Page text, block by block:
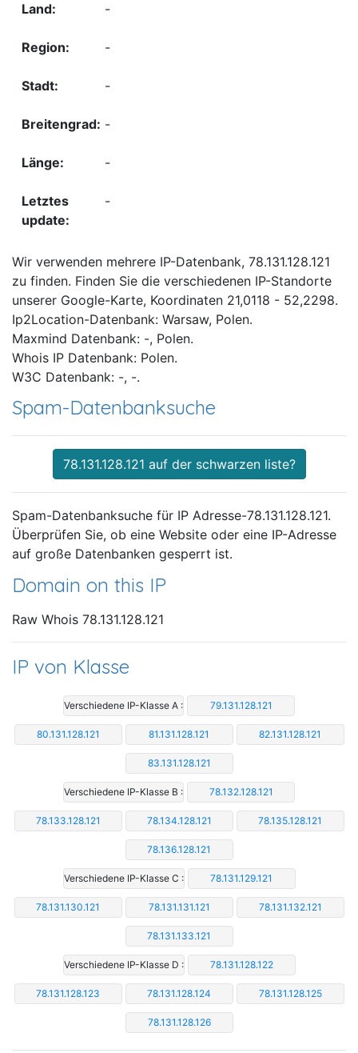
-
-
-
-
-
-
Wir verwenden mehrere IP-Datenbank, 78.131.128.121
zu finden. Finden Sie die verschiedenen IP-Standorte
unserer Google-Karte, Koordinaten 21,0118 - 52,2298.
Ip2Location-Datenbank: Warsaw, Polen.
Maxmind Datenbank: -, Polen.
Whois IP Datenbank: Polen.
W3C Datenbank: -, -.
Spam-Datenbanksuche
78.131.128.121 auf der schwarzen liste?
Spam-Datenbanksuche für IP Adresse-78.131.128.121.
Überprüfen Sie, ob eine Website oder eine IP-Adresse
auf große Datenbanken gesperrt ist.
Domain on this IP
Raw Whois 78.131.128.121
IP von Klasse
Verschiedene IP-Klasse A : 79.131.128.121
80.131.128.121 81.131.128.121 82.131.128.121
83.131.128.121
Verschiedene IP-Klasse B : 78.132.128.121
78.133.128.121 78.134.128.121 78.135.128.121
78.136.128.121
Verschiedene IP-Klasse C : 78.131.129.121
78.131.130.121 78.131.131.121 78.131.132.121
78.131.133.121
Verschiedene IP-Klasse D : 78.131.128.122
78.131.128.123 78.131.128.124 78.131.128.125
78.131.128.126